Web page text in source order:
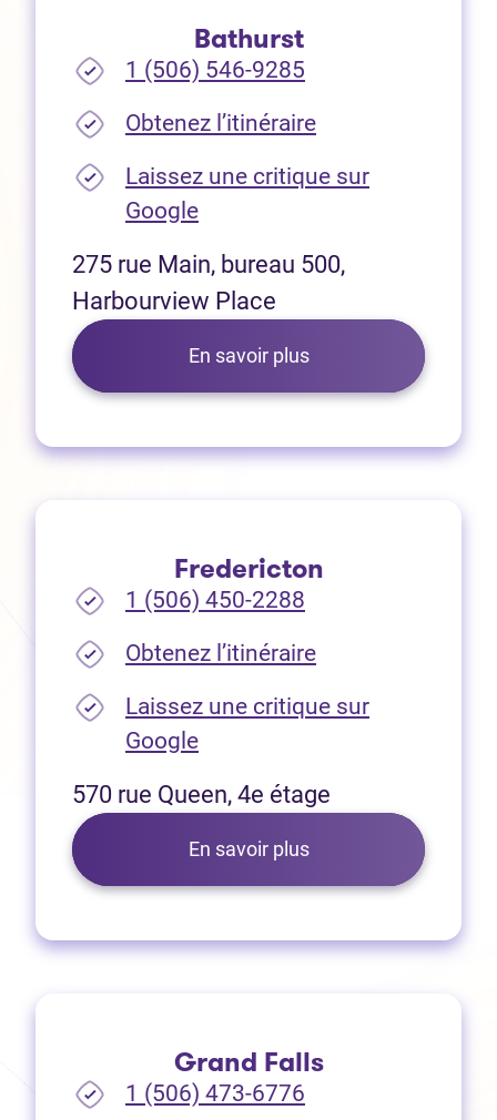
Bathurst
1 (506) 546-9285
Obtenez l’itinéraire(Ouvre dans un
Laissez une critique sur
Google(Ouvre dans un nouvel
275 rue Main, bureau 500,
Harbourview Place
En savoir plus
Fredericton
1 (506) 450-2288
Obtenez l’itinéraire(Ouvre dans un
Laissez une critique sur
Google(Ouvre dans un nouvel
570 rue Queen, 4e étage
En savoir plus
Grand Falls
1 (506) 473-6776